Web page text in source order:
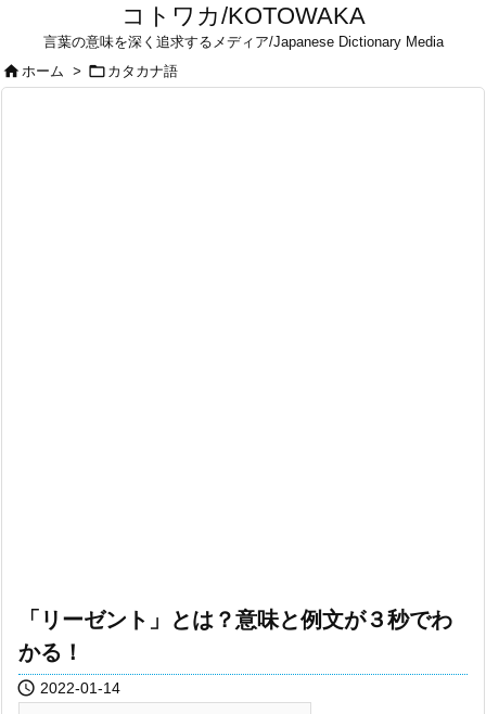
コトワカ/KOTOWAKA
言葉の意味を深く追求するメディア/Japanese Dictionary Media
ホーム >  カタカナ語
「リーゼント」とは？意味と例文が３秒でわ
かる！
 2022-01-14